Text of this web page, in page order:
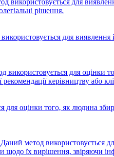
рішення.
для виявлення
використовується для оцінки
керівництву або
оцінки того, як людина
метод використовується
щодо їх вирішення, звіряючи